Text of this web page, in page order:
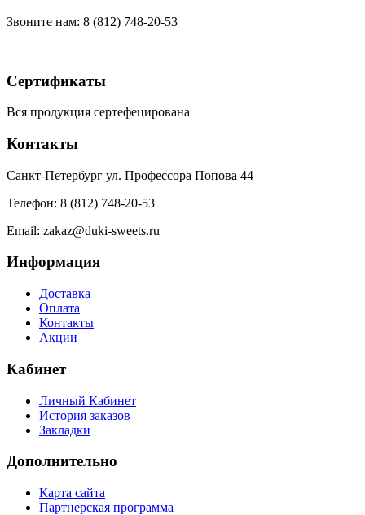
Звоните нам: 8 (812) 748-20-53
Сертификаты
Вся продукция сертефецирована
Контакты
Санкт-Петербург ул. Профессора Попова 44
Телефон: 8 (812) 748-20-53
Email: zakaz@duki-sweets.ru
Информация
Доставка
Оплата
Контакты
Акции
Кабинет
Личный Кабинет
История заказов
Закладки
Дополнительно
Карта сайта
Партнерская программа